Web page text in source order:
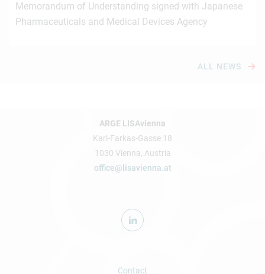
Memorandum of Understanding signed with Japanese
Pharmaceuticals and Medical Devices Agency
ALL NEWS
ARGE LISAvienna
Karl-Farkas-Gasse 18
1030 Vienna, Austria
office@lisavienna.at
Contact